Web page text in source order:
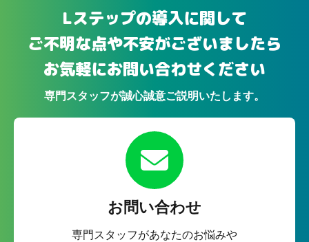
Lステップの導入に関して
ご不明な点や不安がございましたら
お気軽にお問い合わせください
専門スタッフが誠心誠意ご説明いたします。
お問い合わせ
専門スタッフがあなたのお悩みや